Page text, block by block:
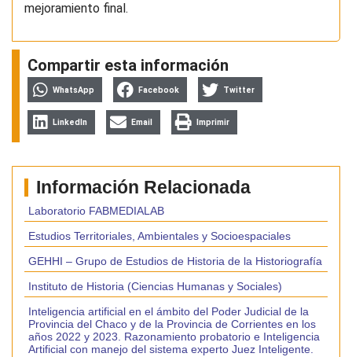
mejoramiento final.
Compartir esta información
WhatsApp Facebook Twitter
LinkedIn Email Imprimir
Información Relacionada
Laboratorio FABMEDIALAB
Estudios Territoriales, Ambientales y Socioespaciales
GEHHI – Grupo de Estudios de Historia de la Historiografía
Instituto de Historia (Ciencias Humanas y Sociales)
Inteligencia artificial en el ámbito del Poder Judicial de la
Provincia del Chaco y de la Provincia de Corrientes en los
años 2022 y 2023. Razonamiento probatorio e Inteligencia
Artificial con manejo del sistema experto Juez Inteligente.